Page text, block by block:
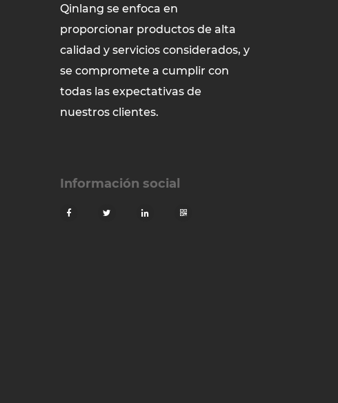
Qinlang se enfoca en
proporcionar productos de alta
calidad y servicios considerados, y
se compromete a cumplir con
todas las expectativas de
nuestros clientes.
Información social